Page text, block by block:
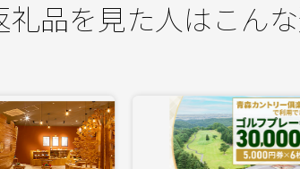
礼品を見た人はこん